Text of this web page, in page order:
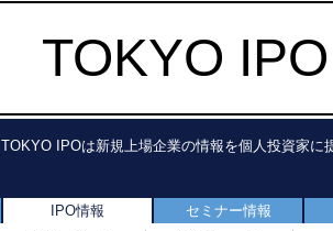
TOKYO
TOKYO IPOは新規上場企業の情報を個人投資家に
IPO情報
セミナー情報